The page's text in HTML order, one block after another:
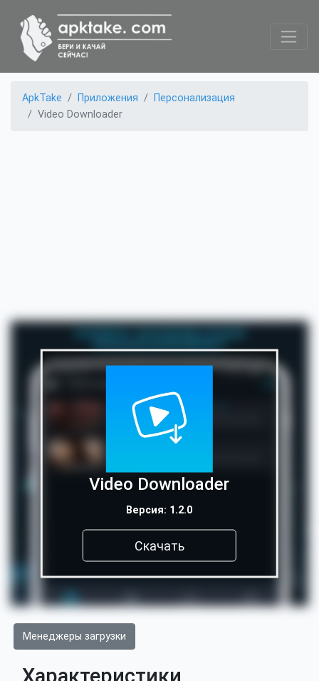
ApkTake Приложения
Персонализация
Video Downloader
Video Downloader
Версия: 1.2.0
Скачать
Менеджеры загрузки